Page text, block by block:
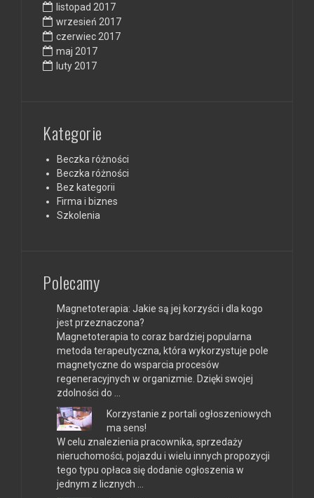
listopad 2017
wrzesień 2017
czerwiec 2017
maj 2017
luty 2017
Kategorie
Beczka różności
Beczka różności
Bez kategorii
Firma i biznes
Szkolenia
Polecamy
Magnetoterapia: Jakie są jej korzyści i dla kogo
jest przeznaczona?
Magnetoterapia to coraz bardziej popularna
metoda terapeutyczna, która wykorzystuje pole
magnetyczne do wsparcia procesów
regeneracyjnych w organizmie. Dzięki swojej
zdolności do …
Korzystanie z portali ogłoszeniowych
ma sens!
W celu znalezienia pracownika, sprzedaży
nieruchomości, pojazdu i wielu innych propozycji
tego typu opłaca się dodanie ogłoszenia w
jednym z licznych …